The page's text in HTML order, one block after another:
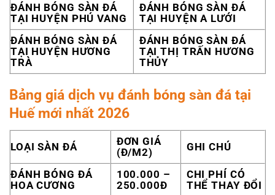
ĐÁNH BÓNG SÀN ĐÁ
TẠI HUYỆN PHÚ VANG
ĐÁNH BÓNG SÀN ĐÁ
TẠI HUYỆN A LƯỚI
ĐÁNH BÓNG SÀN ĐÁ
TẠI HUYỆN HƯƠNG
TRÀ
ĐÁNH BÓNG SÀN ĐÁ
TẠI THỊ TRẤN HƯƠNG
THỦY
Bảng giá dịch vụ đánh bóng sàn đá tại
Huế mới nhất 2026
LOẠI SÀN ĐÁ
ĐƠN GIÁ
(Đ/M2)
GHI CHÚ
ĐÁNH BÓNG ĐÁ
HOA CƯƠNG
100.000 –
250.000Đ
CHI PHÍ CÓ
THỂ THAY ĐỔI